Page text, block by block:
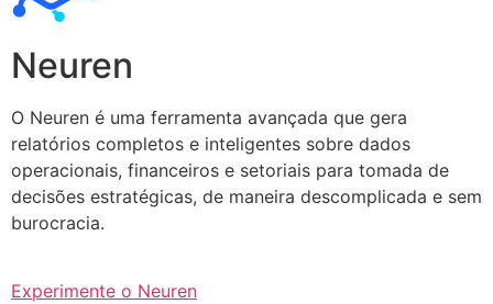
Neuren
O Neuren é uma ferramenta avançada que gera
relatórios completos e inteligentes sobre dados
operacionais, financeiros e setoriais para tomada de
decisões estratégicas, de maneira descomplicada e sem
burocracia.
Experimente o Neuren